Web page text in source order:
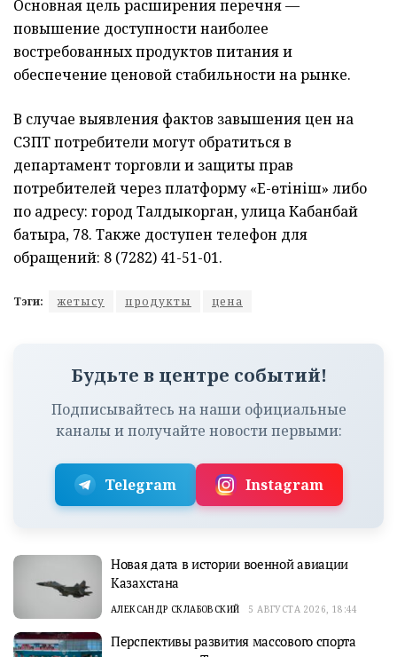
Основная цель расширения перечня —
повышение доступности наиболее
востребованных продуктов питания и
обеспечение ценовой стабильности на рынке.
В случае выявления фактов завышения цен на
СЗПТ потребители могут обратиться в
департамент торговли и защиты прав
потребителей через платформу «Е-өтініш» либо
по адресу: город Талдыкорган, улица Кабанбай
батыра, 78. Также доступен телефон для
обращений: 8 (7282) 41-51-01.
Тэги: жетысу продукты цена
Будьте в центре событий!
Подписывайтесь на наши официальные
каналы и получайте новости первыми:
Telegram Instagram
Новая дата в истории военной авиации
Казахстана
АЛЕКСАНДР СКЛАБОВСКИЙ 5 АВГУСТА 2026, 18:44
Перспективы развития массового спорта